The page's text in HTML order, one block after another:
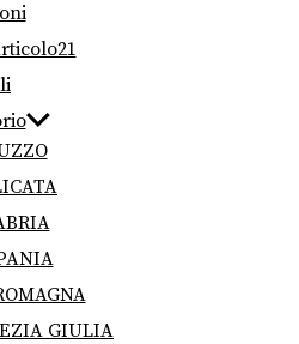
GIULIA